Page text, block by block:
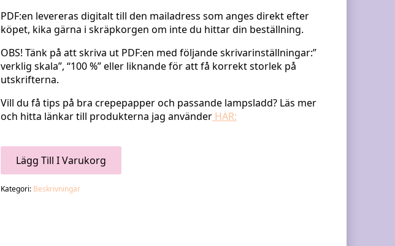
PDF:en levereras digitalt till den mailadress som anges direkt efter
köpet, kika gärna i skräpkorgen om inte du hittar din beställning.
OBS! Tänk på att skriva ut PDF:en med följande skrivarinställningar:”
verklig skala”, “100 %” eller liknande för att få korrekt storlek på
utskrifterna.
Vill du få tips på bra crepepapper och passande lampsladd? Läs mer
och hitta länkar till produkterna jag använder HÄR:
Lägg Till I Varukorg
Kategori: Beskrivningar